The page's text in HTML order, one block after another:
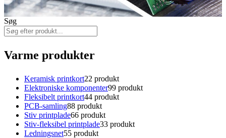
Søg
Varme produkter
Keramisk printkort22 produkt
Elektroniske komponenter99 produkt
Fleksibelt printkort44 produkt
PCB-samling88 produkt
Stiv printplade66 produkt
Stiv-fleksibel printplade33 produkt
Ledningsnet55 produkt